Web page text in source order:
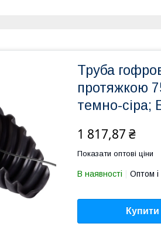
Труба
протяжкою
темно-сіра;
1 817,87 ₴
Показати оптові ціни
В наявності Оптом і
Купити